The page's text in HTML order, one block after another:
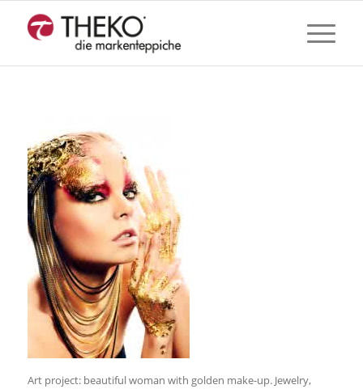
Art project: beautiful woman with golden make-up. Jewelry,